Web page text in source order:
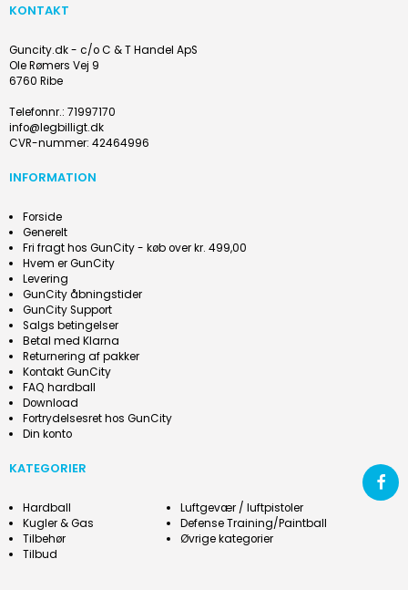
KONTAKT
Guncity.dk - c/o C & T Handel ApS
Ole Rømers Vej 9
6760 Ribe
Telefonnr.: 71997170
info@legbilligt.dk
CVR-nummer: 42464996
INFORMATION
Forside
Generelt
Fri fragt hos GunCity - køb over kr. 499,00
Hvem er GunCity
Levering
GunCity åbningstider
GunCity Support
Salgs betingelser
Betal med Klarna
Returnering af pakker
Kontakt GunCity
FAQ hardball
Download
Fortrydelsesret hos GunCity
Din konto
KATEGORIER
Hardball
Kugler & Gas
Tilbehør
Tilbud
Luftgevær / luftpistoler
Defense Training/Paintball
Øvrige kategorier